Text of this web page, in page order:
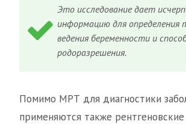
Это исследование дает
информацию для определения
ведения беременности и
родоразрешения.
Помимо МРТ для диагностики
применяются также рентгеновские